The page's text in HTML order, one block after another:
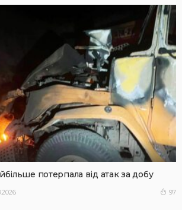
потерпала від атак за добу
97